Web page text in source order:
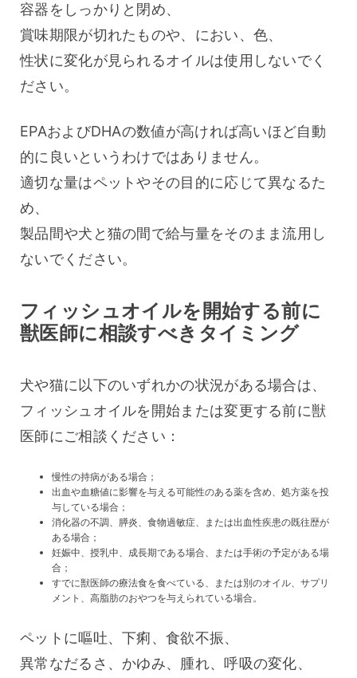
容器をしっかりと閉め、
賞味期限が切れたものや、におい、色、
性状に変化が見られるオイルは使用しないでく
ださい。
EPAおよびDHAの数値が高ければ高いほど自動
的に良いというわけではありません。
適切な量はペットやその目的に応じて異なるた
め、
製品間や犬と猫の間で給与量をそのまま流用し
ないでください。
フィッシュオイルを開始する前に
獣医師に相談すべきタイミング
犬や猫に以下のいずれかの状況がある場合は、
フィッシュオイルを開始または変更する前に獣
医師にご相談ください：
慢性の持病がある場合；
出血や血糖値に影響を与える可能性のある薬を含め、処方薬を投
与している場合；
消化器の不調、膵炎、食物過敏症、または出血性疾患の既往歴が
ある場合；
妊娠中、授乳中、成長期である場合、または手術の予定がある場
合；
すでに獣医師の療法食を食べている、または別のオイル、サプリ
メント、高脂肪のおやつを与えられている場合。
ペットに嘔吐、下痢、食欲不振、
異常なだるさ、かゆみ、腫れ、呼吸の変化、